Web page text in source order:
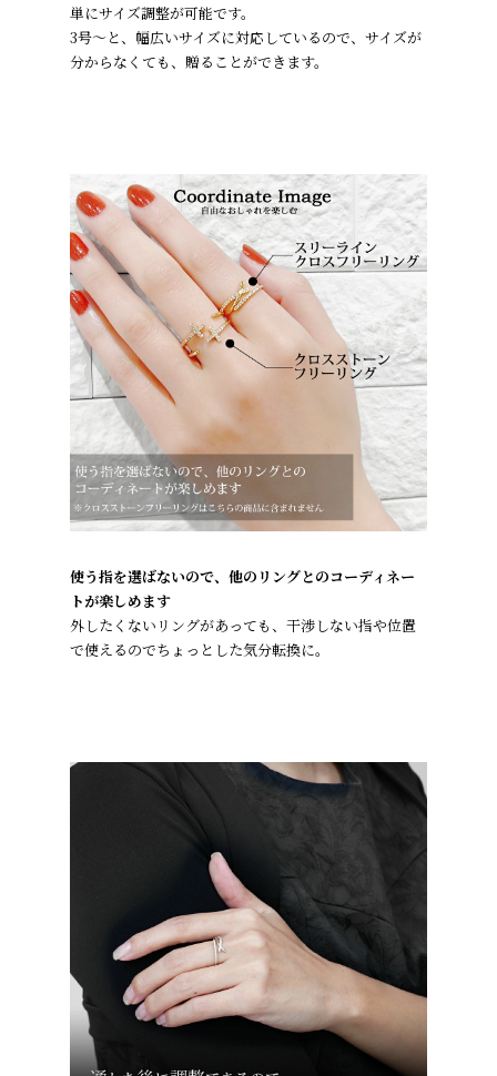
単にサイズ調整が可能です。
3号～と、幅広いサイズに対応しているので、サイズが
分からなくても、贈ることができます。
使う指を選ばないので、他のリングとのコーディネー
トが楽しめます
外したくないリングがあっても、干渉しない指や位置
で使えるのでちょっとした気分転換に。